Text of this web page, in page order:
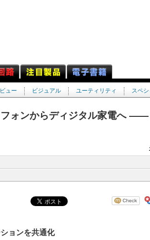
ュー ビジュアル ユーティリティ スペ
ォンからディジタル家電へ ――
ョンを共通化